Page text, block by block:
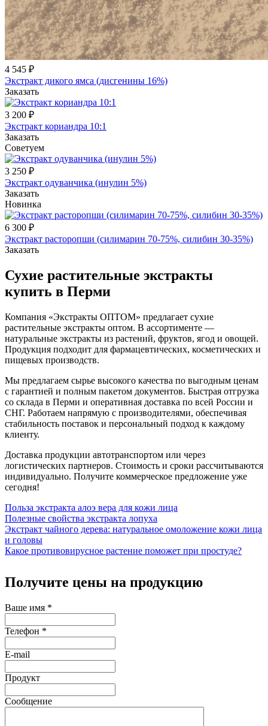
4 545 ₽
Экстракт дикого ямса (дисгенины 16%)
Заказать
3 200 ₽
Экстракт кориандра 10:1
Заказать
Советуем
3 250 ₽
Экстракт одуванчика (инулин 5%)
Заказать
Новинка
6 300 ₽
Экстракт расторопши (силимарин 70-75%, силибин 30-35%)
Заказать
Сухие растительные экстракты
купить в Перми
Компания «Экстракты ОПТОМ» предлагает сухие
растительные экстракты оптом. В ассортименте —
натуральные экстракты из растений, фруктов, ягод и овощей.
Продукция подходит для фармацевтических, косметических и
пищевых производств.
Мы предлагаем сырье высокого качества по выгодным ценам
с гарантией и полным пакетом документов. Быстрая отгрузка
со склада в Перми и оперативная доставка по всей России и
СНГ. Работаем напрямую с производителями, обеспечивая
стабильность поставок и персональный подход к каждому
клиенту.
Доставка продукции автотранспортом или через
логистических партнеров. Стоимость и сроки рассчитываются
индивидуально. Получите коммерческое предложение уже
сегодня!
Польза экстракта алоэ вера для кожи лица
Полезные свойства экстракта лопуха
Экстракт чайного дерева: натуральное омоложение кожи лица
и головы
Какое противовирусное растение поможет при простуде?
Получите цены на продукцию
Ваше имя *
Телефон *
E-mail
Продукт
Сообщение